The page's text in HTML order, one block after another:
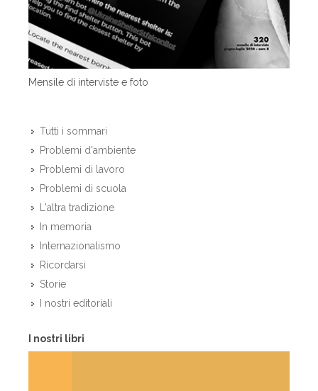
Mensile di interviste e foto
Tutti i sommari
Problemi d'ambiente
Problemi di lavoro
Problemi di scuola
L'altra tradizione
In memoria
Internazionalismo
Ricordarsi
Storie
I nostri editoriali
I nostri libri